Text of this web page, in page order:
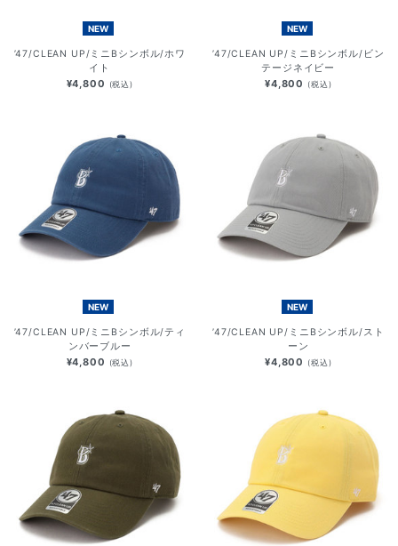
NEW
’47/CLEAN UP/ミニBシンボル/ホワ
イト
¥4,800 (税込)
NEW
’47/CLEAN UP/ミニBシンボル/ビン
テージネイビー
¥4,800 (税込)
NEW
’47/CLEAN UP/ミニBシンボル/ティ
ンバーブルー
¥4,800 (税込)
NEW
’47/CLEAN UP/ミニBシンボル/スト
ーン
¥4,800 (税込)